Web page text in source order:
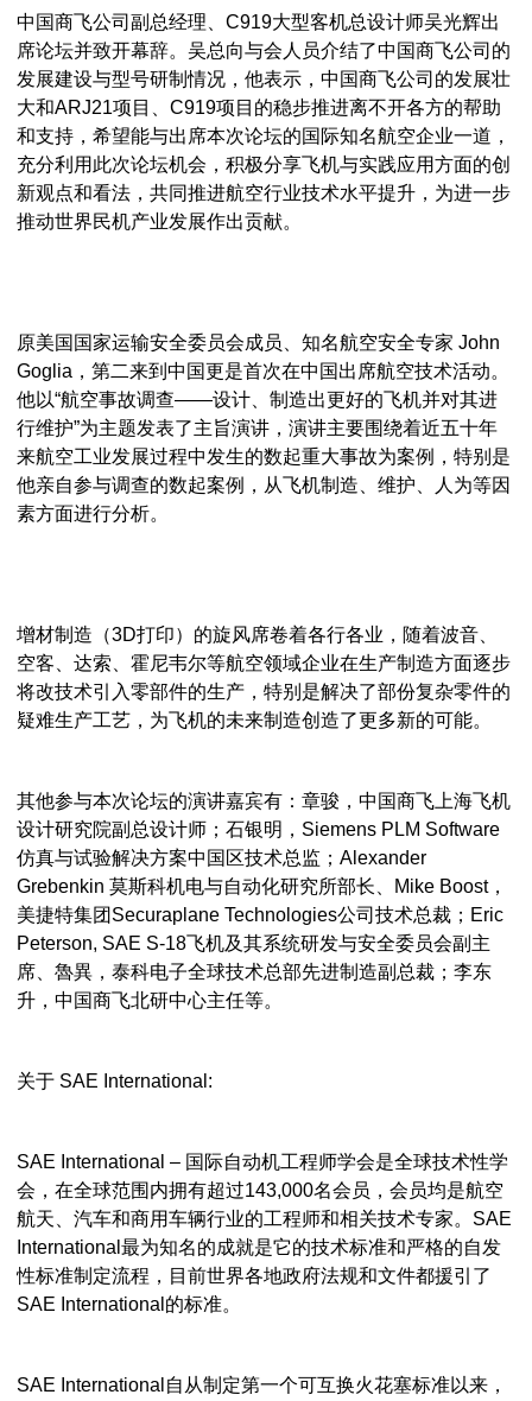
中国商飞公司副总经理、C919大型客机总设计师吴光辉出
席论坛并致开幕辞。吴总向与会人员介结了中国商飞公司的
发展建设与型号研制情况，他表示，中国商飞公司的发展壮
大和ARJ21项目、C919项目的稳步推进离不开各方的帮助
和支持，希望能与出席本次论坛的国际知名航空企业一道，
充分利用此次论坛机会，积极分享飞机与实践应用方面的创
新观点和看法，共同推进航空行业技术水平提升，为进一步
推动世界民机产业发展作出贡献。
原美国国家运输安全委员会成员、知名航空安全专家 John
Goglia，第二来到中国更是首次在中国出席航空技术活动。
他以“航空事故调查——设计、制造出更好的飞机并对其进
行维护”为主题发表了主旨演讲，演讲主要围绕着近五十年
来航空工业发展过程中发生的数起重大事故为案例，特别是
他亲自参与调查的数起案例，从飞机制造、维护、人为等因
素方面进行分析。
增材制造（3D打印）的旋风席卷着各行各业，随着波音、
空客、达索、霍尼韦尔等航空领域企业在生产制造方面逐步
将改技术引入零部件的生产，特别是解决了部份复杂零件的
疑难生产工艺，为飞机的未来制造创造了更多新的可能。
其他参与本次论坛的演讲嘉宾有：章骏，中国商飞上海飞机
设计研究院副总设计师；石银明，Siemens PLM Software
仿真与试验解决方案中国区技术总监；Alexander
Grebenkin 莫斯科机电与自动化研究所部长、Mike Boost，
美捷特集团Securaplane Technologies公司技术总裁；Eric
Peterson, SAE S-18飞机及其系统研发与安全委员会副主
席、魯異，泰科电子全球技术总部先进制造副总裁；李东
升，中国商飞北研中心主任等。
关于 SAE International:
SAE International – 国际自动机工程师学会是全球技术性学
会，在全球范围内拥有超过143,000名会员，会员均是航空
航天、汽车和商用车辆行业的工程师和相关技术专家。SAE
International最为知名的成就是它的技术标准和严格的自发
性标准制定流程，目前世界各地政府法规和文件都援引了
SAE International的标准。
SAE International自从制定第一个可互换火花塞标准以来，